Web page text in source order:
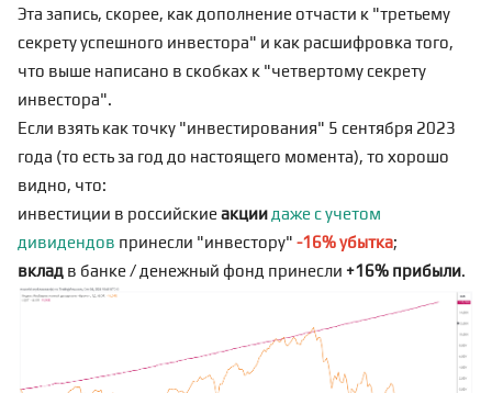
Эта запись, скорее, как дополнение отчасти к "третьему
секрету успешного инвестора" и как расшифровка того,
что выше написано в скобках к "четвертому секрету
инвестора".
Если взять как точку "инвестирования" 5 сентября 2023
года (то есть за год до настоящего момента), то хорошо
видно, что:
инвестиции в российскиеакции даже с учетом
дивидендов принесли "инвестору" -16% убытка;
вклад в банке / денежный фонд принесли +16% прибыли.